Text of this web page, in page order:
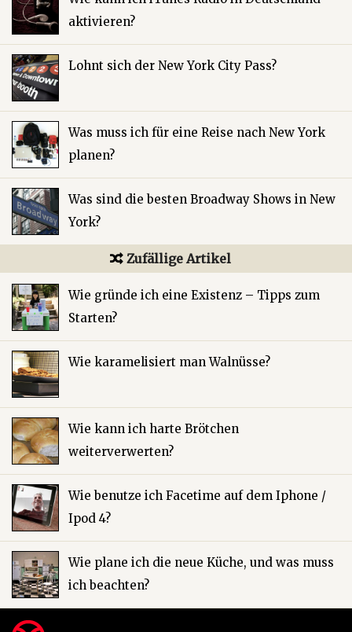
aktivieren?
Lohnt sich der New York City Pass?
Was muss ich für eine Reise nach New York
planen?
Was sind die besten Broadway Shows in New
York?
Zufällige Artikel
Wie gründe ich eine Existenz – Tipps zum
Starten?
Wie karamelisiert man Walnüsse?
Wie kann ich harte Brötchen
weiterverwerten?
Wie benutze ich Facetime auf dem Iphone /
Ipod 4?
Wie plane ich die neue Küche, und was muss
ich beachten?